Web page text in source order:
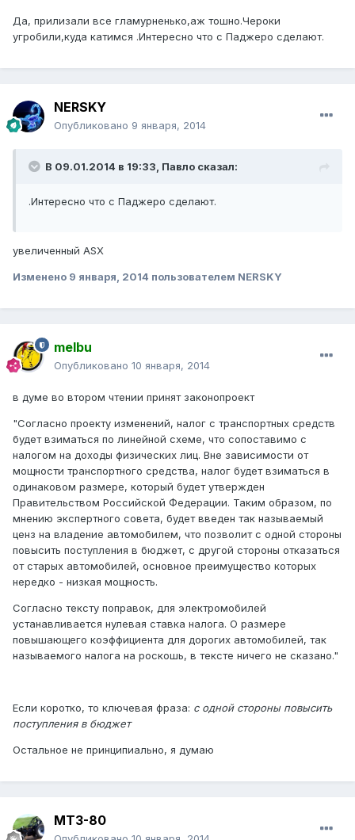
Да, прилизали все гламурненько,аж тошно.Чероки
угробили,куда катимся .Интересно что с Паджеро сделают.
NERSKY
Опубликовано 9 января, 2014
В 09.01.2014 в 19:33, Павло сказал:
.Интересно что с Паджеро сделают.
увеличенный ASX
Изменено 9 января, 2014 пользователем NERSKY
melbu
Опубликовано 10 января, 2014
в думе во втором чтении принят законопроект
"Согласно проекту изменений, налог с транспортных средств
будет взиматься по линейной схеме, что сопоставимо с
налогом на доходы физических лиц. Вне зависимости от
мощности транспортного средства, налог будет взиматься в
одинаковом размере, который будет утвержден
Правительством Российской Федерации. Таким образом, по
мнению экспертного совета, будет введен так называемый
ценз на владение автомобилем, что позволит с одной стороны
повысить поступления в бюджет, с другой стороны отказаться
от старых автомобилей, основное преимущество которых
нередко - низкая мощность.
Согласно тексту поправок, для электромобилей
устанавливается нулевая ставка налога. О размере
повышающего коэффициента для дорогих автомобилей, так
называемого налога на роскошь, в тексте ничего не сказано."
Если коротко, то ключевая фраза: с одной стороны повысить
поступления в бюджет
Остальное не принципиально, я думаю
МТЗ-80